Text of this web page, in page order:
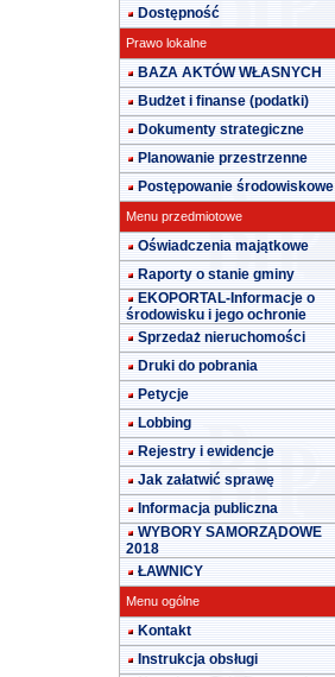
Dostępność
Prawo lokalne
BAZA AKTÓW WŁASNYCH
Budżet i finanse (podatki)
Dokumenty strategiczne
Planowanie przestrzenne
Postępowanie środowiskowe
Menu przedmiotowe
Oświadczenia majątkowe
Raporty o stanie gminy
EKOPORTAL-Informacje o
środowisku i jego ochronie
Sprzedaż nieruchomości
Druki do pobrania
Petycje
Lobbing
Rejestry i ewidencje
Jak załatwić sprawę
Informacja publiczna
WYBORY SAMORZĄDOWE
2018
ŁAWNICY
Menu ogólne
Kontakt
Instrukcja obsługi